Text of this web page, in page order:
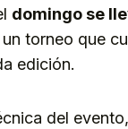
domingo se
torneo que
edición.
del evento,